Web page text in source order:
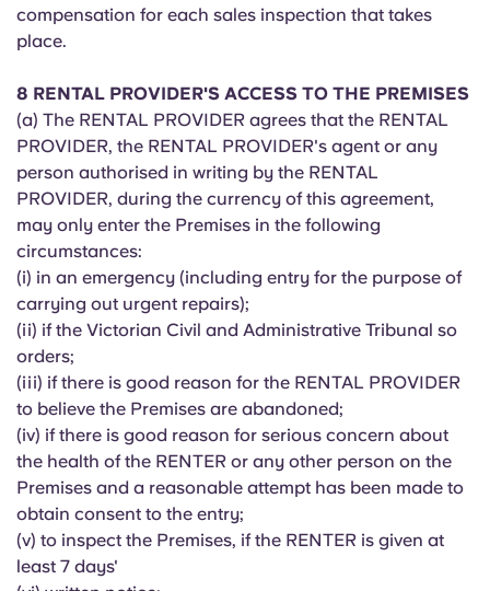
compensation for each sales inspection that takes
place.
8 RENTAL PROVIDER'S ACCESS TO THE PREMISES
(a) The RENTAL PROVIDER agrees that the RENTAL
PROVIDER, the RENTAL PROVIDER's agent or any
person authorised in writing by the RENTAL
PROVIDER, during the currency of this agreement,
may only enter the Premises in the following
circumstances:
(i) in an emergency (including entry for the purpose of
carrying out urgent repairs);
(ii) if the Victorian Civil and Administrative Tribunal so
orders;
(iii) if there is good reason for the RENTAL PROVIDER
to believe the Premises are abandoned;
(iv) if there is good reason for serious concern about
the health of the RENTER or any other person on the
Premises and a reasonable attempt has been made to
obtain consent to the entry;
(v) to inspect the Premises, if the RENTER is given at
least 7 days'